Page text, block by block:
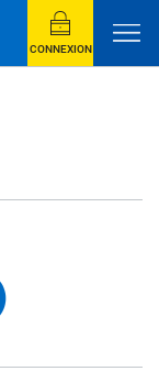
CONNEXION